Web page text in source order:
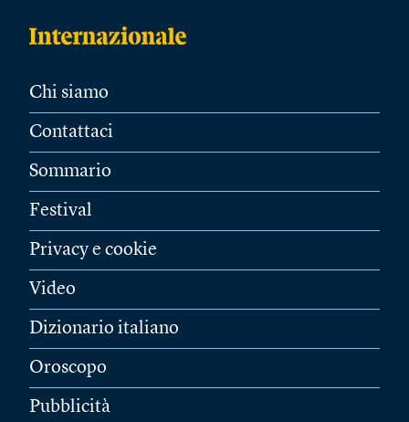
Chi siamo
Contattaci
Sommario
Festival
Privacy e cookie
Video
Dizionario italiano
Oroscopo
Pubblicità